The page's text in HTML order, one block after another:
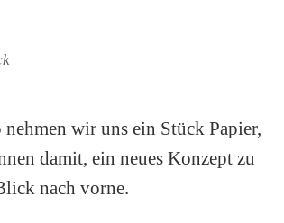
wir uns ein Stück Papier,
damit, ein neues Konzept zu
nach vorne.